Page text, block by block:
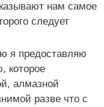
нам самое
следует
я предоставляю
которое
алмазной
разве что с